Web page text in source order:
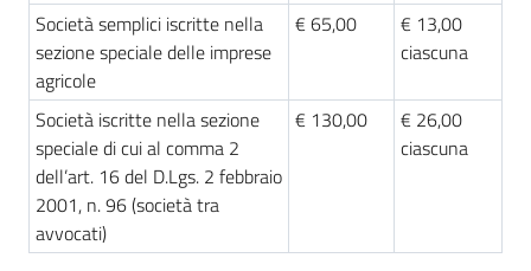
Pagamenti
on line
Accedi
Società semplici iscritte nella
sezione speciale delle imprese
agricole
€ 65,00
€ 13,00
ciascuna
Società iscritte nella sezione
speciale di cui al comma 2
dell’art. 16 del D.Lgs. 2 febbraio
2001, n. 96 (società tra
avvocati)
€ 130,00
€ 26,00
ciascuna